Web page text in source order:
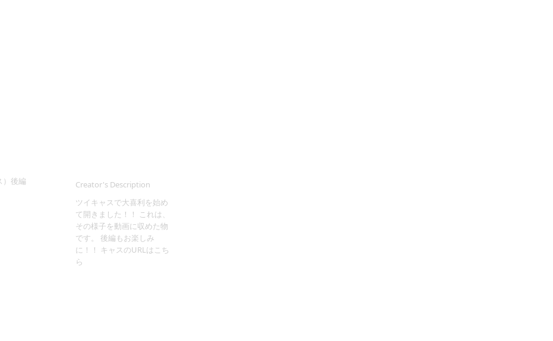
）後編
Creator's Description
ツイキャスで大喜利を始め
て開きました！！ これは、
その様子を動画に収めた物
です。 後編もお楽しみ
に！！ キャスのURLはこち
ら